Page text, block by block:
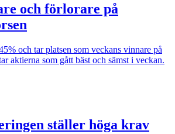
och förlorare på
och tar platsen som veckans vinnare på
aktierna som gått bäst och sämst i veckan.
ställer höga krav